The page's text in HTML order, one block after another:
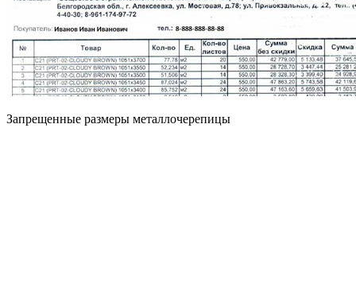
Запрещенные размеры металлочерепицы